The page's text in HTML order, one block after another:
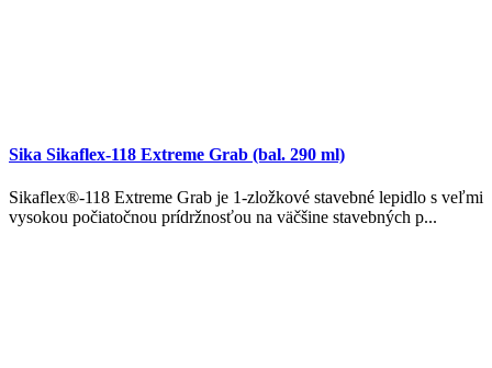
Sika Sikaflex-118 Extreme Grab (bal. 290 ml)
Sikaflex®-118 Extreme Grab je 1-zložkové stavebné lepidlo s veľmi
vysokou počiatočnou prídržnosťou na väčšine stavebných p...